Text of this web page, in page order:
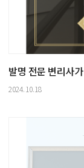
발명 전문 변리사
2024.10.18